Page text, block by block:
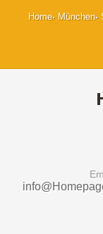
Home München